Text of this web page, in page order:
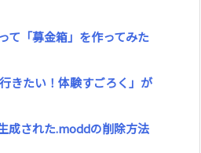
て「募金箱」を作ってみた
きたい！体験すごろく」が
成された.moddの削除方法